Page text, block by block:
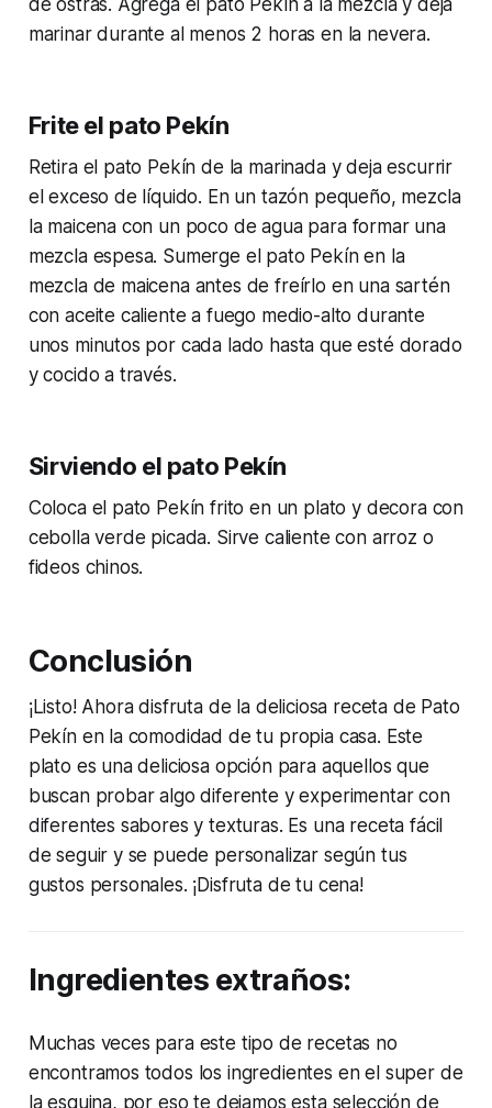
de ostras. Agrega el pato Pekín a la mezcla y deja
marinar durante al menos 2 horas en la nevera.
Frite el pato Pekín
Retira el pato Pekín de la marinada y deja escurrir
el exceso de líquido. En un tazón pequeño, mezcla
la maicena con un poco de agua para formar una
mezcla espesa. Sumerge el pato Pekín en la
mezcla de maicena antes de freírlo en una sartén
con aceite caliente a fuego medio-alto durante
unos minutos por cada lado hasta que esté dorado
y cocido a través.
Sirviendo el pato Pekín
Coloca el pato Pekín frito en un plato y decora con
cebolla verde picada. Sirve caliente con arroz o
fideos chinos.
Conclusión
¡Listo! Ahora disfruta de la deliciosa receta de Pato
Pekín en la comodidad de tu propia casa. Este
plato es una deliciosa opción para aquellos que
buscan probar algo diferente y experimentar con
diferentes sabores y texturas. Es una receta fácil
de seguir y se puede personalizar según tus
gustos personales. ¡Disfruta de tu cena!
Ingredientes extraños:
Muchas veces para este tipo de recetas no
encontramos todos los ingredientes en el super de
la esquina, por eso te dejamos esta selección de